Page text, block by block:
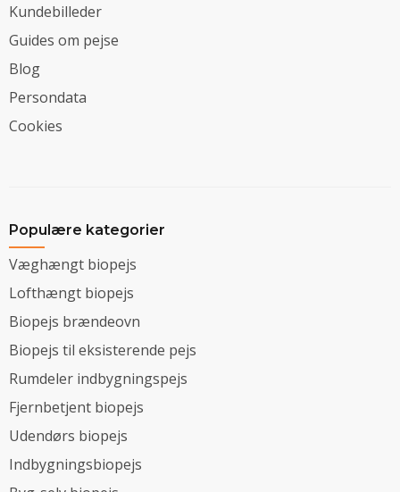
Kundebilleder
Guides om pejse
Blog
Persondata
Cookies
Populære kategorier
Væghængt biopejs
Lofthængt biopejs
Biopejs brændeovn
Biopejs til eksisterende pejs
Rumdeler indbygningspejs
Fjernbetjent biopejs
Udendørs biopejs
Indbygningsbiopejs